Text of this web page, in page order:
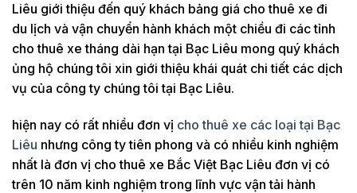
Liêu giới thiệu đến quý khách bảng giá cho thuê xe đi
du lịch và vận chuyển hành khách một chiều đi các tỉnh
cho thuê xe tháng dài hạn tại Bạc Liêu mong quý khách
ủng hộ chúng tôi xin giới thiệu khái quát chi tiết các dịch
vụ của công ty chúng tôi tại Bạc Liêu.
hiện nay có rất nhiều đơn vị cho thuê xe các loại tại Bạc
Liêu nhưng công ty tiên phong và có nhiều kinh nghiệm
nhất là đơn vị cho thuê xe Bắc Việt Bạc Liêu đơn vị có
trên 10 năm kinh nghiệm trong lĩnh vực vận tải hành